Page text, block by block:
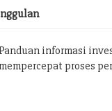
Panduan informasi
mempercepat proses